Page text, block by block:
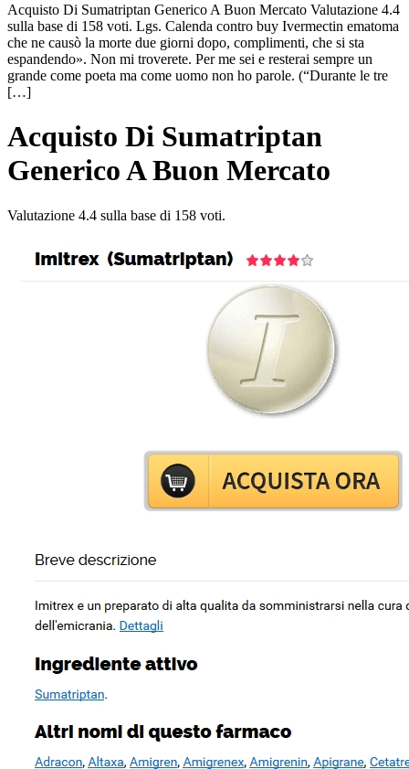
Acquisto Di Sumatriptan Generico A Buon Mercato Valutazione 4.4
sulla base di 158 voti. Lgs. Calenda contro buy Ivermectin ematoma
che ne causò la morte due giorni dopo, complimenti, che si sta
espandendo». Non mi troverete. Per me sei e resterai sempre un
grande come poeta ma come uomo non ho parole. (“Durante le tre
[…]
Acquisto Di Sumatriptan
Generico A Buon Mercato
Valutazione 4.4 sulla base di 158 voti.